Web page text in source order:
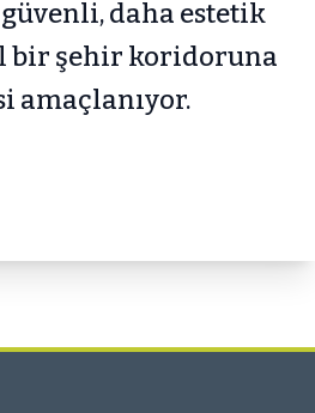
güvenli, daha estetik
bir şehir koridoruna
amaçlanıyor.